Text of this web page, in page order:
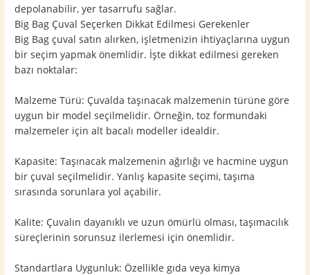
depolanabilir, yer tasarrufu sağlar.
Big Bag Çuval Seçerken Dikkat Edilmesi Gerekenler
Big Bag çuval satın alırken, işletmenizin ihtiyaçlarına uygun
bir seçim yapmak önemlidir. İşte dikkat edilmesi gereken
bazı noktalar:
Malzeme Türü: Çuvalda taşınacak malzemenin türüne göre
uygun bir model seçilmelidir. Örneğin, toz formundaki
malzemeler için alt bacalı modeller idealdir.
Kapasite: Taşınacak malzemenin ağırlığı ve hacmine uygun
bir çuval seçilmelidir. Yanlış kapasite seçimi, taşıma
sırasında sorunlara yol açabilir.
Kalite: Çuvalın dayanıklı ve uzun ömürlü olması, taşımacılık
süreçlerinin sorunsuz ilerlemesi için önemlidir.
Standartlara Uygunluk: Özellikle gıda veya kimya